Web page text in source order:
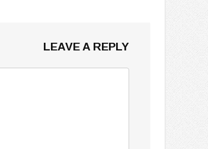
LEAVE A REPLY